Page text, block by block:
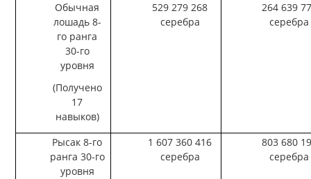
Обычная
лошадь 8-
го ранга
30-го
уровня
(Получено
17
навыков)
529 279 268
серебра
264 639
серебра
Рысак 8-го
ранга 30-го
уровня
1 607 360 416
серебра
803 680
серебра